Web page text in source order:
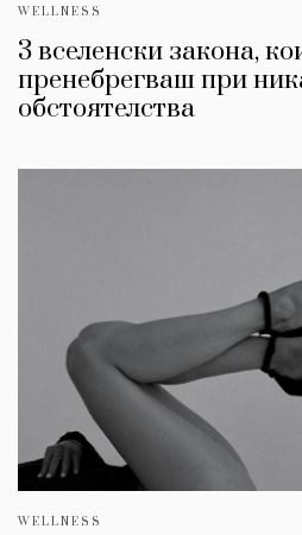
WELLNESS
3 вселенски закона,
пренебрегваш при
обстоятелства
WELLNESS